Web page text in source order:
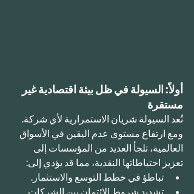
أولاً: السيولة في ظل بيئة اقتصادية غير
مستقرة
تُعد السيولة شريان الاستمرارية لأي شركة.
ومع ارتفاع مستوى عدم اليقين في الأسواق
العالمية، تلجأ العديد من المؤسسات إلى
تعزيز احتياطاتها النقدية، مما قد يؤدي إلى:
تباطؤ في خطط التوسع والاستثمار.